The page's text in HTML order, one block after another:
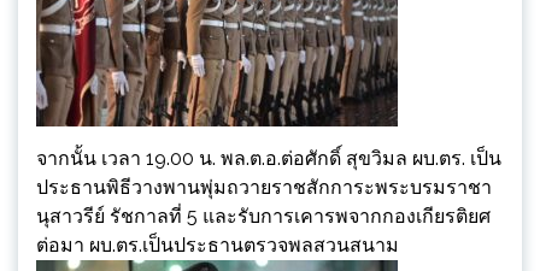
จากนั้น เวลา 19.00 น. พล.ต.อ.ต่อศักดิ์ สุขวิมล ผบ.ตร. เป็น
ประธานพิธีวางพานพุ่มถวายราชสักการะพระบรมราชา
นุสาวรีย์ รัชกาลที่ 5 และรับการเคารพจากกองเกียรติยศ
ต่อมา ผบ.ตร.เป็นประธานตรวจพลสวนสนาม